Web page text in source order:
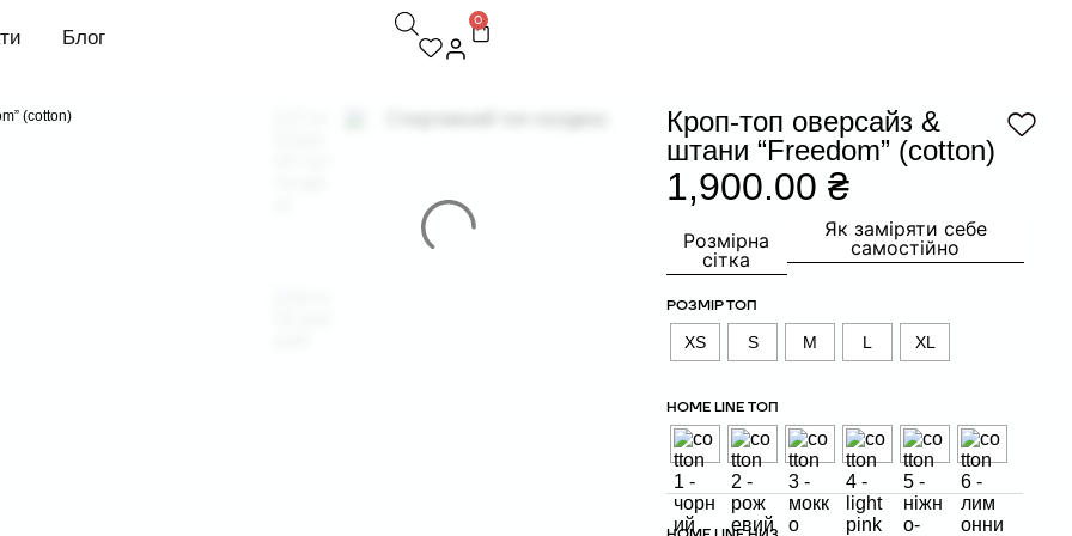
Блог
0
(cotton)
Кроп-топ оверсайз &
штани “Freedom” (cotton)
1,900.00₴
Розмірна
сітка
Як заміряти себе
самостійно
РОЗМІР ТОП
XS S M L XL
HOME LINE ТОП